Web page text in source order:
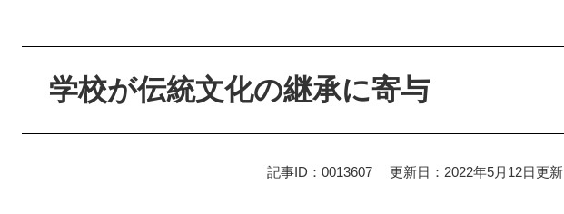
学校が伝統文化の継承に寄与
記事ID：0013607 更新日：2022年5月12日更新